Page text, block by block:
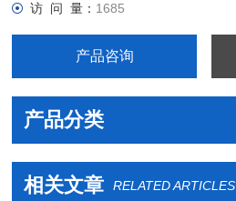
访 问 量： 1685
产品咨询
产品分类
相关文章 RELATED ARTICLES